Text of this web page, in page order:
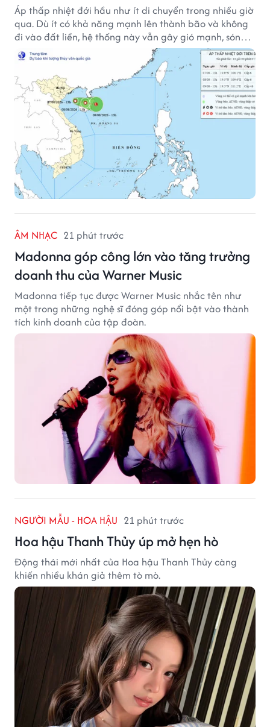
Áp thấp nhiệt đới hầu như ít di chuyển trong nhiều giờ
qua. Dù ít có khả năng mạnh lên thành bão và không
đi vào đất liền, hệ thống này vẫn gây gió mạnh, sóng
lớn trên nhiều vùng biển.
ÂM NHẠC 21 phút trước
Madonna góp công lớn vào tăng trưởng
doanh thu của Warner Music
Madonna tiếp tục được Warner Music nhắc tên như
một trong những nghệ sĩ đóng góp nổi bật vào thành
tích kinh doanh của tập đoàn.
NGƯỜI MẪU - HOA HẬU 21 phút trước
Hoa hậu Thanh Thủy úp mở hẹn hò
Động thái mới nhất của Hoa hậu Thanh Thủy càng
khiến nhiều khán giả thêm tò mò.